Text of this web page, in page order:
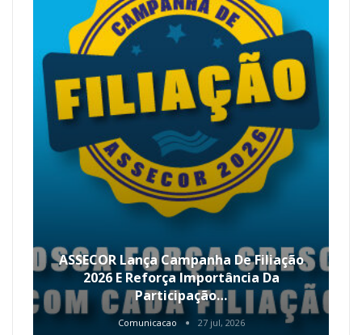
ASSECOR Lança Campanha De Filiação
2026 E Reforça Importância Da
Participação…
Comunicacao 27 jul, 2026